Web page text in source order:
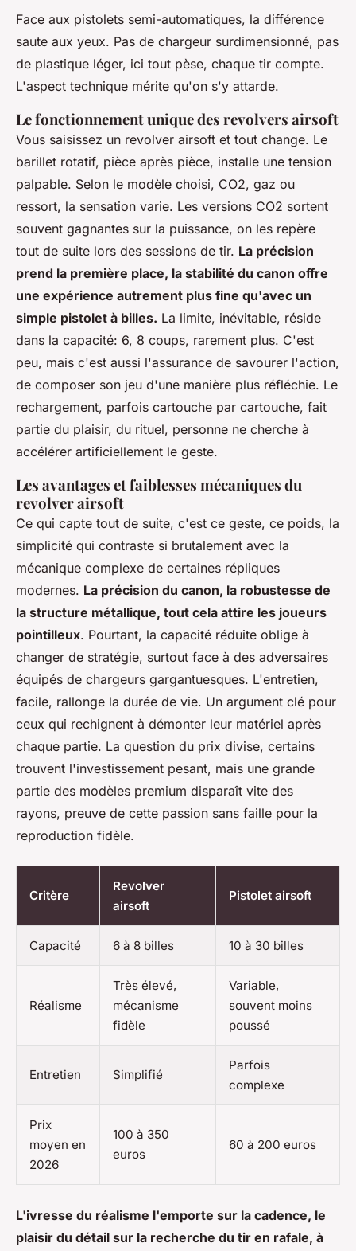
Face aux pistolets semi-automatiques, la différence
saute aux yeux. Pas de chargeur surdimensionné, pas
de plastique léger, ici tout pèse, chaque tir compte.
L'aspect technique mérite qu'on s'y attarde.
Le fonctionnement unique des revolvers airsoft
Vous saisissez un revolver airsoft et tout change. Le
barillet rotatif, pièce après pièce, installe une tension
palpable. Selon le modèle choisi, CO2, gaz ou
ressort, la sensation varie. Les versions CO2 sortent
souvent gagnantes sur la puissance, on les repère
tout de suite lors des sessions de tir. La précision
prend la première place, la stabilité du canon offre
une expérience autrement plus fine qu'avec un
simple pistolet à billes. La limite, inévitable, réside
dans la capacité: 6, 8 coups, rarement plus. C'est
peu, mais c'est aussi l'assurance de savourer l'action,
de composer son jeu d'une manière plus réfléchie. Le
rechargement, parfois cartouche par cartouche, fait
partie du plaisir, du rituel, personne ne cherche à
accélérer artificiellement le geste.
Les avantages et faiblesses mécaniques du
revolver airsoft
Ce qui capte tout de suite, c'est ce geste, ce poids, la
simplicité qui contraste si brutalement avec la
mécanique complexe de certaines répliques
modernes. La précision du canon, la robustesse de
la structure métallique, tout cela attire les joueurs
pointilleux. Pourtant, la capacité réduite oblige à
changer de stratégie, surtout face à des adversaires
équipés de chargeurs gargantuesques. L'entretien,
facile, rallonge la durée de vie. Un argument clé pour
ceux qui rechignent à démonter leur matériel après
chaque partie. La question du prix divise, certains
trouvent l'investissement pesant, mais une grande
partie des modèles premium disparaît vite des
rayons, preuve de cette passion sans faille pour la
reproduction fidèle.
Critère
Revolver
airsoft
Pistolet airsoft
Capacité 6 à 8 billes 10 à 30 billes
Réalisme
Très élevé,
mécanisme
fidèle
Variable,
souvent moins
poussé
Entretien Simplifié
Parfois
complexe
Prix
moyen en
2026
100 à 350
euros
60 à 200 euros
L'ivresse du réalisme l'emporte sur la cadence, le
plaisir du détail sur la recherche du tir en rafale, à